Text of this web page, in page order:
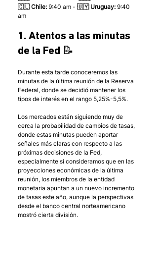
🇨🇱 Chile: 9:40 am - 🇺🇾 Uruguay: 9:40
am
1. Atentos a las minutas
de la Fed 📝
Durante esta tarde conoceremos las
minutas de la última reunión de la Reserva
Federal, donde se decidió mantener los
tipos de interés en el rango 5,25%-5,5%.
Los mercados están siguiendo muy de
cerca la probabilidad de cambios de tasas,
donde estas minutas pueden aportar
señales más claras con respecto a las
próximas decisiones de la Fed,
especialmente si consideramos que en las
proyecciones económicas de la última
reunión, los miembros de la entidad
monetaria apuntan a un nuevo incremento
de tasas este año, aunque la perspectivas
desde el banco central norteamericano
mostró cierta división.